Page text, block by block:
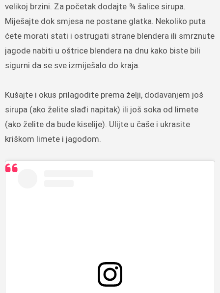
velikoj brzini. Za početak dodajte ¾ šalice sirupa.
Miješajte dok smjesa ne postane glatka. Nekoliko puta
ćete morati stati i ostrugati strane blendera ili smrznute
jagode nabiti u oštrice blendera na dnu kako biste bili
sigurni da se sve izmiješalo do kraja.
Kušajte i okus prilagodite prema želji, dodavanjem još
sirupa (ako želite slađi napitak) ili još soka od limete
(ako želite da bude kiselije). Ulijte u čaše i ukrasite
kriškom limete i jagodom.